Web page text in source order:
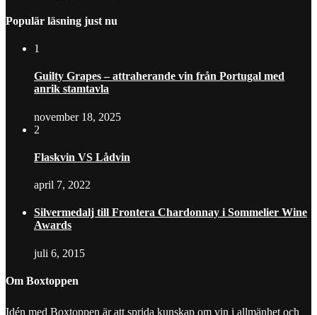
Populär läsning just nu
1
Guilty Grapes – attraherande vin från Portugal med
anrik stamtavla
november 18, 2025
2
Flaskvin VS Lådvin
april 7, 2022
Silvermedalj till Frontera Chardonnay i Sommelier Wine
Awards
juli 6, 2015
Om Boxtoppen
Idén med Boxtoppen är att sprida kunskap om vin i allmänhet och